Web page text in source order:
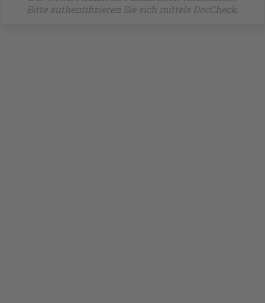
Bitte authentifizieren Sie sich mittels DocCheck.